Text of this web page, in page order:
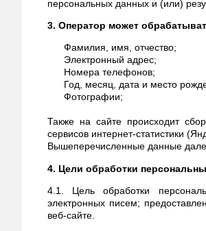
персональных данных и (или)
3. Оператор может
Фамилия, имя, отчество;
Электронный адрес;
Номера телефонов;
Год, месяц, дата и место
Фотографии;
Также на сайте происходит
сервисов интернет-статистики
Вышеперечисленные данные
4. Цели обработки
4.1. Цель обработки
электронных писем;
веб-сайте.